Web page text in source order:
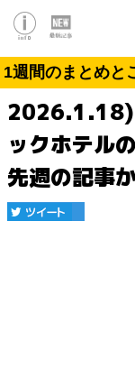
1週間のまとめと
2026.1.18)
ックホテル
先週の記事